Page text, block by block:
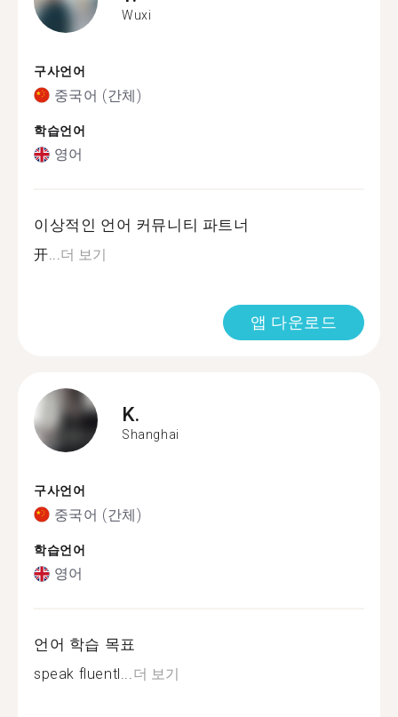
Wuxi
구사언어
중국어 (간체)
학습언어
영어
이상적인 언어 커뮤니티 파트너
开...더 보기
앱 다운로드
K.
Shanghai
구사언어
중국어 (간체)
학습언어
영어
언어 학습 목표
speak fluentl...더 보기